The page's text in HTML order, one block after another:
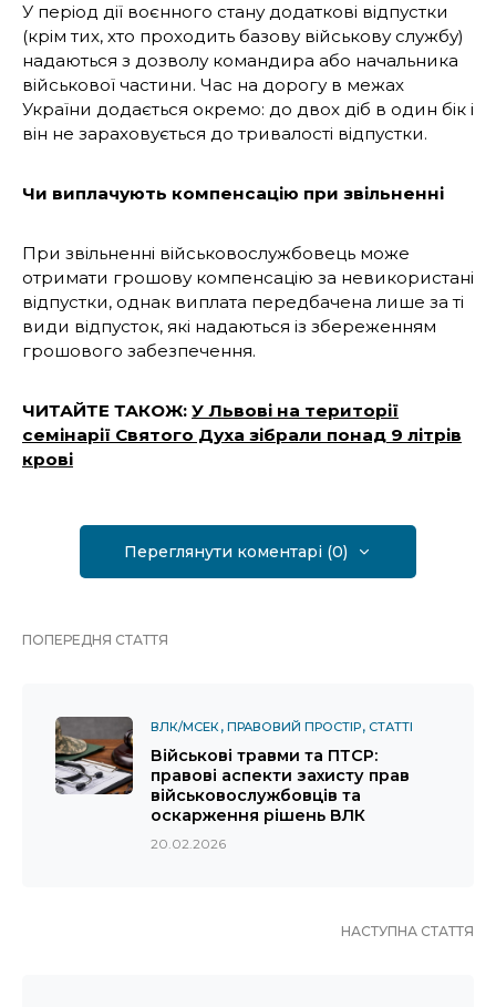
У період дії воєнного стану додаткові відпустки
(крім тих, хто проходить базову військову службу)
надаються з дозволу командира або начальника
військової частини. Час на дорогу в межах
України додається окремо: до двох діб в один бік і
він не зараховується до тривалості відпустки.
Чи виплачують компенсацію при звільненні
При звільненні військовослужбовець може
отримати грошову компенсацію за невикористані
відпустки, однак виплата передбачена лише за ті
види відпусток, які надаються із збереженням
грошового забезпечення.
ЧИТАЙТЕ ТАКОЖ: У Львові на території
семінарії Святого Духа зібрали понад 9 літрів
крові
Переглянути коментарі (0)
ПОПЕРЕДНЯ СТАТТЯ
ВЛК/МСЕК ПРАВОВИЙ ПРОСТІР СТАТТІ
Військові травми та ПТСР:
правові аспекти захисту прав
військовослужбовців та
оскарження рішень ВЛК
20.02.2026
НАСТУПНА СТАТТЯ